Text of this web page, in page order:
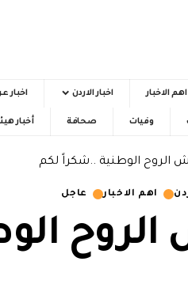
اهم الاخبار اخبار الاردن اخبار
وفيات صحافة أخبار
الروح الوطنية ..شكراً لكم
اهم الاخبار عاجل
الروح